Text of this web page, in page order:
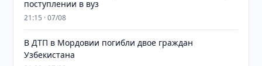
поступлении в вуз
21:15 · 07/08
В ДТП в Мордовии погибли двое граждан
Узбекистана